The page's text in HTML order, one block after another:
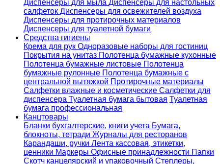
Диспенсеры для мыла Диспенсеры для настольных
салфеток Диспенсеры для освежителей воздуха
Диспенсеры для протирочных материалов
Диспенсеры для туалетной бумаги
Средства гигиены
Крема для рук Одноразовые наборы для гостиниц
Покрытия на унитаз Полотенца бумажные кухонные
Полотенца бумажные листовые Полотенца
бумажные рулонные Полотенца бумажные с
центральной вытяжкой Протирочные материалы
Салфетки влажные и косметические Салфетки для
диспенсера Туалетная бумага бытовая Туалетная
бумага профессиональная
Канцтовары
Бланки бухгалтерские, книги учета Бумага,
блокноты, тетради Журналы для ресторанов
Карандаши, ручки Лента кассовая, этикетки,
ценники Маркеры Офисные принадлежности Папки
Скотч канцелярский и упаковочный Степлеры,